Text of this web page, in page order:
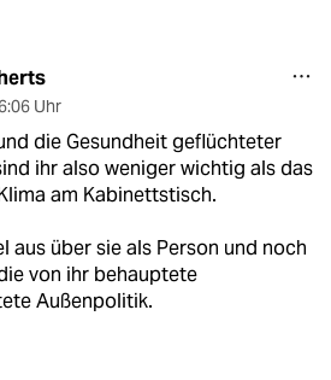
Uhr
die Gesundheit geflüchteter
ihr also weniger wichtig als das
am Kabinettstisch.
aus über sie als Person und noch
von ihr behauptete
Außenpolitik.